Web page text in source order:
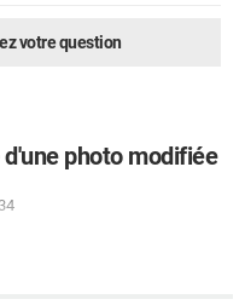
votre question
photo modifiée